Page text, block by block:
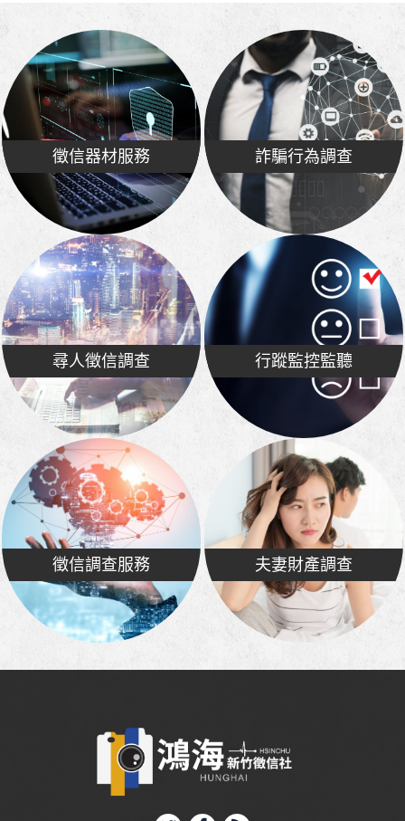
徵信器材服務 詐騙行為調查
尋人徵信調查 行蹤監控監聽
徵信調查服務 夫妻財產調查